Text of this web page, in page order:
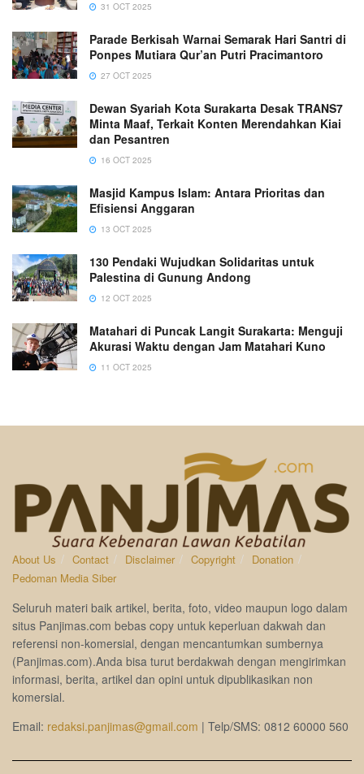
31 OCT 2025
Parade Berkisah Warnai Semarak Hari Santri di
Ponpes Mutiara Qur’an Putri Pracimantoro
27 OCT 2025
Dewan Syariah Kota Surakarta Desak TRANS7
Minta Maaf, Terkait Konten Merendahkan Kiai
dan Pesantren
16 OCT 2025
Masjid Kampus Islam: Antara Prioritas dan
Efisiensi Anggaran
13 OCT 2025
130 Pendaki Wujudkan Solidaritas untuk
Palestina di Gunung Andong
12 OCT 2025
Matahari di Puncak Langit Surakarta: Menguji
Akurasi Waktu dengan Jam Matahari Kuno
11 OCT 2025
About Us Contact Disclaimer Copyright
Donation
Pedoman Media Siber
Seluruh materi baik artikel, berita, foto, video maupun logo dalam
situs Panjimas.com bebas copy untuk keperluan dakwah dan
referensi non-komersial, dengan mencantumkan sumbernya
(Panjimas.com).Anda bisa turut berdakwah dengan mengirimkan
informasi, berita, artikel dan opini untuk dipublikasikan non
komersial.
Email: redaksi.panjimas@gmail.com | Telp/SMS: 0812 60000 560